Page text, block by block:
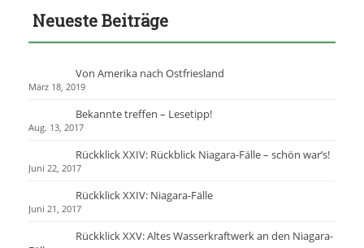
n
h
Neueste Beiträge
Von Amerika nach Ostfriesland
März 18, 2019
Bekannte treffen – Lesetipp!
Aug. 13, 2017
Rückklick XXIV: Rückblick Niagara-Fälle – schön war’s!
Juni 22, 2017
Rückklick XXIV: Niagara-Fälle
Juni 21, 2017
Rückklick XXV: Altes Wasserkraftwerk an den Niagara-